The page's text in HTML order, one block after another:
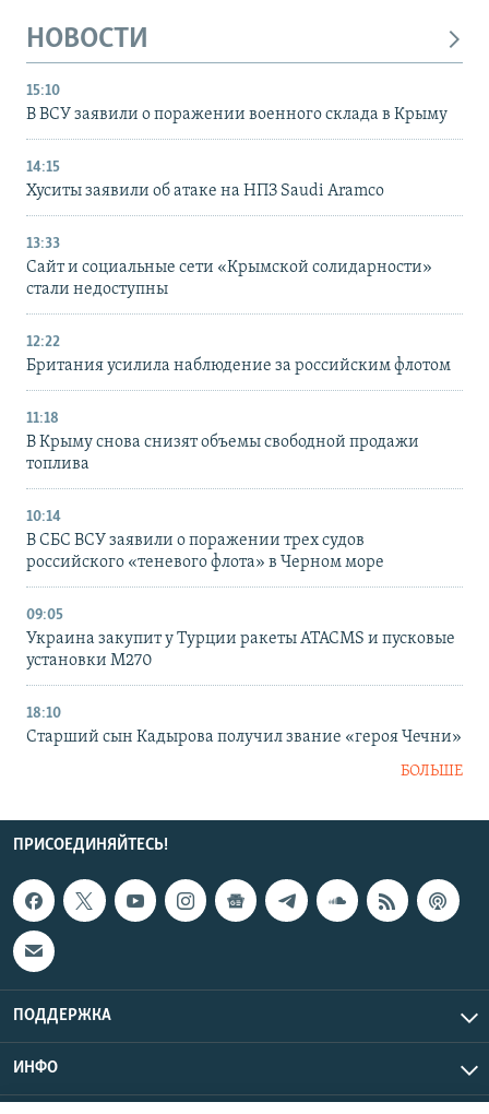
НОВОСТИ
15:10
В ВСУ заявили о поражении военного склада в Крыму
14:15
Хуситы заявили об атаке на НПЗ Saudi Aramco
13:33
Сайт и социальные сети «Крымской солидарности»
стали недоступны
12:22
Британия усилила наблюдение за российским флотом
11:18
В Крыму снова снизят объемы свободной продажи
топлива
10:14
В СБС ВСУ заявили о поражении трех судов
российского «теневого флота» в Черном море
09:05
Украина закупит у Турции ракеты ATACMS и пусковые
установки M270
18:10
Старший сын Кадырова получил звание «героя Чечни»
БОЛЬШЕ
ПРИСОЕДИНЯЙТЕСЬ!
ПОДДЕРЖКА
ИНФО